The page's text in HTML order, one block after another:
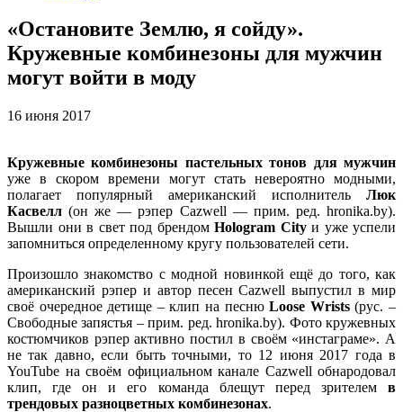
«Остановите Землю, я сойду».
Кружевные комбинезоны для мужчин
могут войти в моду
16 июня 2017
Кружевные комбинезоны пастельных тонов для мужчин
уже в скором времени могут стать невероятно модными,
полагает популярный американский исполнитель Люк
Касвелл (он же — рэпер Cazwell — прим. ред. hronika.by).
Вышли они в свет под брендом Hologram Cityи уже успели
запомниться определенному кругу пользователей сети.
Произошло знакомство с модной новинкой ещё до того, как
американский рэпер и автор песен Cazwell выпустил в мир
своё очередное детище – клип на песнюLoose Wrists(рус. –
Свободные запястья – прим. ред. hronika.by). Фото кружевных
костюмчиков рэпер активно постил в своём «инстаграме». А
не так давно, если быть точными, то 12 июня 2017 года в
YouTube на своём официальном канале Cazwell обнародовал
клип, где он и его команда блещут перед зрителем в
трендовых разноцветных комбинезонах.